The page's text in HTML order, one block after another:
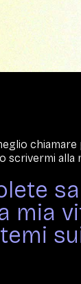
chiamare
scrivermi alla
mia